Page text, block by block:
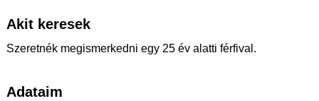
Akit keresek
Szeretnék megismerkedni egy 25 év alatti férfival.
Adataim